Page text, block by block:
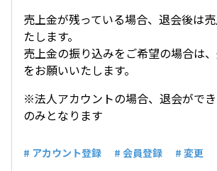
売上金が残っている場合、退会後は
たします。
売上金の振り込みをご希望の場合は
をお願いいたします。
※法人アカウントの場合、退会がで
のみとなります
# アカウント登録 # 会員登録 # 変更